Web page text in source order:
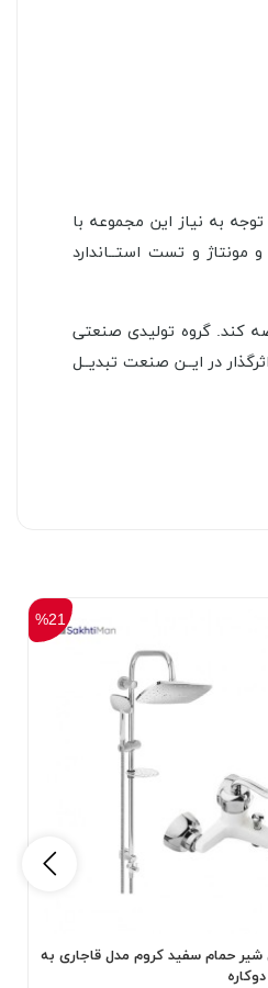
گردید و در گذر زمان با توجه به نیاز این مجموعه با
و تست استــاندارد
کند. گروه تولیدی صنعتی
مرجع و اثرگذار در ایــن صنعت تبدیــل
2 عددی شیر حمام سفید کروم مدل قاجاری به
%21